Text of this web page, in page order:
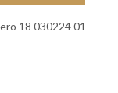
18 030224 01